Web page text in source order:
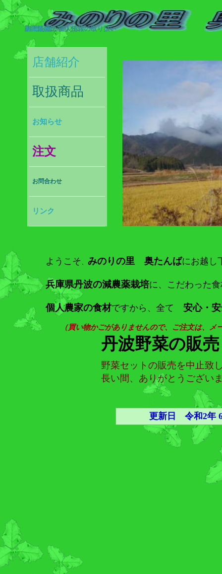
ようこそ、 みのりの里 奥たんばにお越し
兵庫県丹波の減農薬栽培に、こだわった
個人農家の食材ですから、全て 安心・安
（買い物かごがありませんので、ご注文は、メ
店舗紹介
取扱商品
お知らせ
注文
お問合わせ
リンク
丹波野菜の販売
野菜セットの販売を中止致
長い間、ありがとうござい
更新日 令和2年
お知らせ
個人情報の取り扱い
訪問販売法
○○のお店：個人情報の取り扱い
○○のお店：個人情報の取り扱い
○○のお店：個人情報の取り扱い
リンク
お知らせ
取扱商品